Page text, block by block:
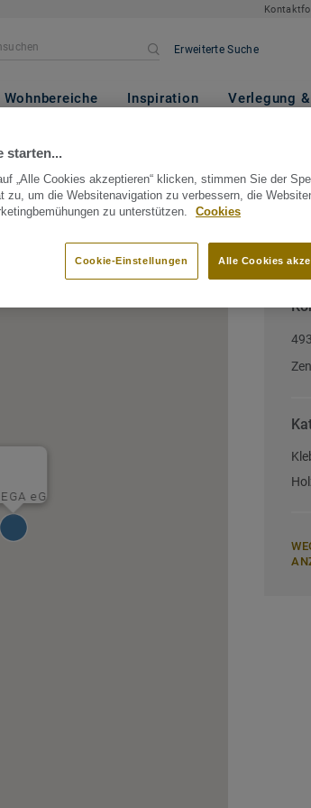
Erweiterte Suche
Wohnbereiche Inspiration Verlegung
eG
starten...
„Alle Cookies akzeptieren“ klicken, stimmen Sie der
zu, um die Websitenavigation zu verbessern, die
zu unterstützen.
Cookies
Alle Cookies
Cookie-Einstellungen